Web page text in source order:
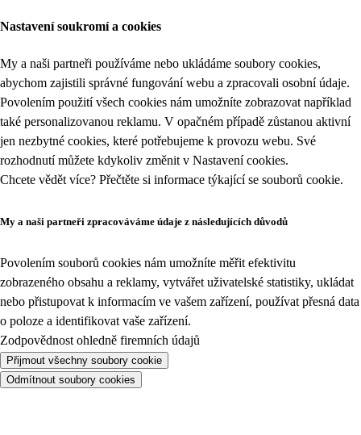
Nastavení soukromí a cookies
My a naši partneři používáme nebo ukládáme soubory cookies,
abychom zajistili správné fungování webu a zpracovali osobní údaje.
Povolením použití všech cookies nám umožníte zobrazovat například
také personalizovanou reklamu. V opačném případě zůstanou aktivní
jen nezbytné cookies, které potřebujeme k provozu webu. Své
rozhodnutí můžete kdykoliv změnit v Nastavení cookies.
Chcete vědět více? Přečtěte si informace týkající se souborů cookie.
My a naši partneři zpracováváme údaje z následujících důvodů
Povolením souborů cookies nám umožníte měřit efektivitu
zobrazeného obsahu a reklamy, vytvářet uživatelské statistiky, ukládat
nebo přistupovat k informacím ve vašem zařízení, používat přesná data
o poloze a identifikovat vaše zařízení.
Zodpovědnost ohledně firemních údajů
Přijmout všechny soubory cookie
Odmítnout soubory cookies